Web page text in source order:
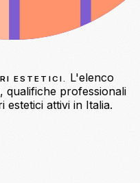
ESTETICI.
L'elenco
qualifiche professionali
estetici attivi in Italia.